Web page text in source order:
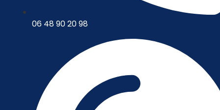
06 48 90 20 98